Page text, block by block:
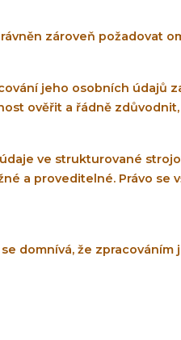
zároveň požadovat
jeho osobních údajů
ověřit a řádně
ve strukturované
a proveditelné. Právo se
domnívá, že